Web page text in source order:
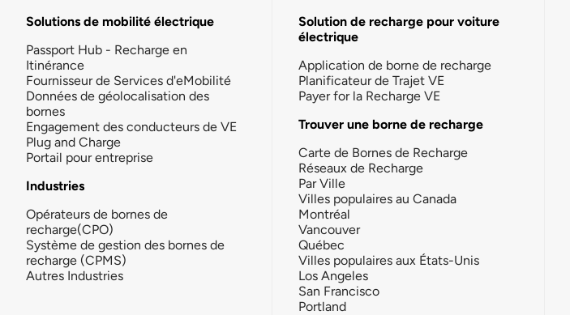
Solutions de mobilité électrique
Passport Hub - Recharge en
Itinérance
Fournisseur de Services d'eMobilité
Données de géolocalisation des
bornes
Engagement des conducteurs de VE
Plug and Charge
Portail pour entreprise
Industries
Opérateurs de bornes de
recharge(CPO)
Système de gestion des bornes de
recharge (CPMS)
Autres Industries
Solution de recharge pour voiture
électrique
Application de borne de recharge
Planificateur de Trajet VE
Payer for la Recharge VE
Trouver une borne de recharge
Carte de Bornes de Recharge
Réseaux de Recharge
Par Ville
Villes populaires au Canada
Montréal
Vancouver
Québec
Villes populaires aux États-Unis
Los Angeles
San Francisco
Portland